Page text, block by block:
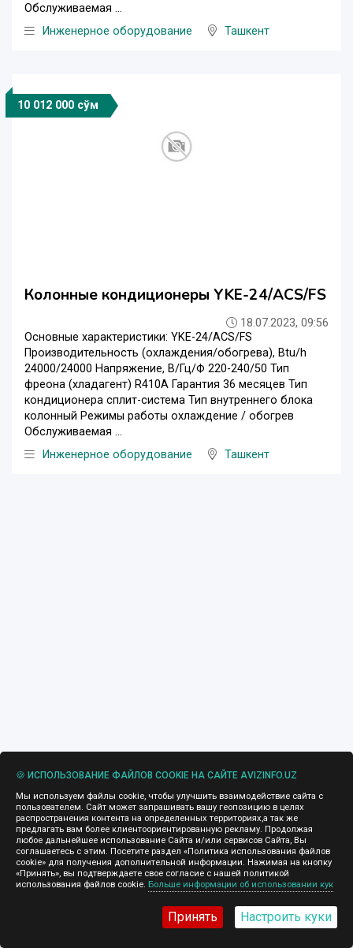
Обслуживаемая ...
Инженерное оборудование
Ташкент
10 012 000 сўм
Колонные кондиционеры YKE-24/ACS/FS
18.07.2023, 09:56
Основные характеристики: YKE-24/ACS/FS
Производительность (охлаждения/обогрева), Btu/h
24000/24000 Напряжение, В/Гц/Ф 220-240/50 Тип
фреона (хладагент) R410A Гарантия 36 месяцев Тип
кондиционера сплит-система Тип внутреннего блока
колонный Режимы работы охлаждение / обогрев
Обслуживаемая ...
Инженерное оборудование
Ташкент
🍪 ИСПОЛЬЗОВАНИЕ ФАЙЛОВ COOKIE НА САЙТЕ AVIZINFO.UZ
Мы используем файлы cookie, чтобы улучшить взаимодействие сайта с
пользователем. Сайт может запрашивать вашу геопозицию в целях
распространения контента на определенных территориях,а так же
предлагать вам более клиентоориентированную рекламу. Продолжая
любое дальнейшее использование Сайта и/или сервисов Сайта, Вы
соглашаетесь с этим. Посетите раздел «Политика использования файлов
cookie» для получения дополнительной информации. Нажимая на кнопку
«Принять», вы подтверждаете свое согласие с нашей политикой
использования файлов cookie. Больше информации об использовании кук
Принять Настроить куки